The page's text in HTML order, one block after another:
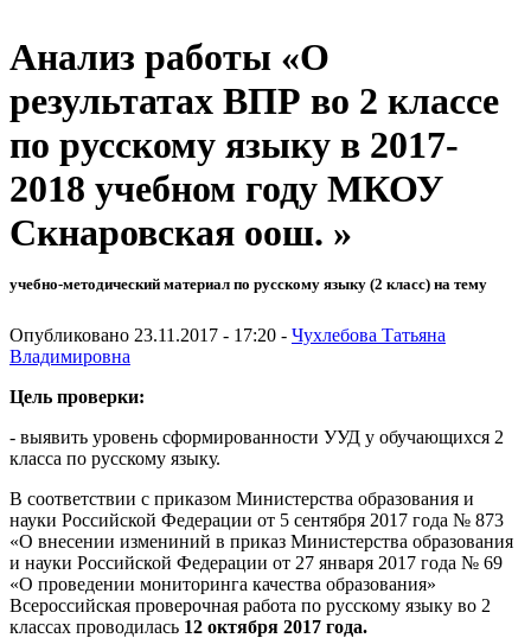
Анализ работы «О
результатах ВПР во 2 классе
по русскому языку в 2017-
2018 учебном году МКОУ
Скнаровская оош. »
учебно-методический материал по русскому языку (2 класс) на тему
Опубликовано 23.11.2017 - 17:20 - Чухлебова Татьяна
Владимировна
Цель проверки:
- выявить уровень сформированности УУД у обучающихся 2
класса по русскому языку.
В соответствии с приказом Министерства образования и
науки Российской Федерации от 5 сентября 2017 года № 873
«О внесении измениний в приказ Министерства образования
и науки Российской Федерации от 27 января 2017 года № 69
«О проведении мониторинга качества образования»
Всероссийская проверочная работа по русскому языку во 2
классах проводилась 12 октября 2017 года.